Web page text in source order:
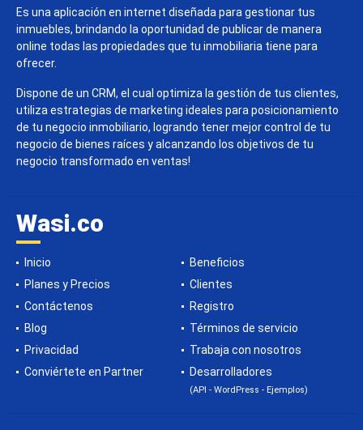
Es una aplicación en internet diseñada para gestionar tus
inmuebles, brindando la oportunidad de publicar de manera
online todas las propiedades que tu inmobiliaria tiene para
ofrecer.
Dispone de un CRM, el cual optimiza la gestión de tus clientes,
utiliza estrategias de marketing ideales para posicionamiento
de tu negocio inmobiliario, logrando tener mejor control de tu
negocio de bienes raíces y alcanzando los objetivos de tu
negocio transformado en ventas!
Wasi.co
Inicio
Beneficios
Planes y Precios
Clientes
Contáctenos
Registro
Blog
Términos de servicio
Privacidad
Trabaja con nosotros
Conviértete en Partner
Desarrolladores
(API - WordPress - Ejemplos)